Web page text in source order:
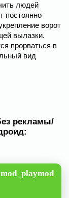
людей
постоянно
ворот
вылазки.
прорваться в
вид
рекламы/